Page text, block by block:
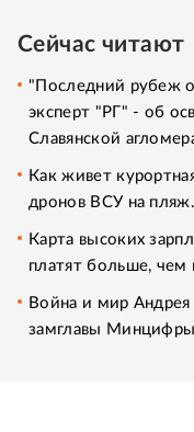
Сейчас читают
"Последний рубеж
эксперт "РГ" - об
Славянской
Как живет
дронов ВСУ на
Карта высоких
платят больше, чем
Война и мир
замглавы